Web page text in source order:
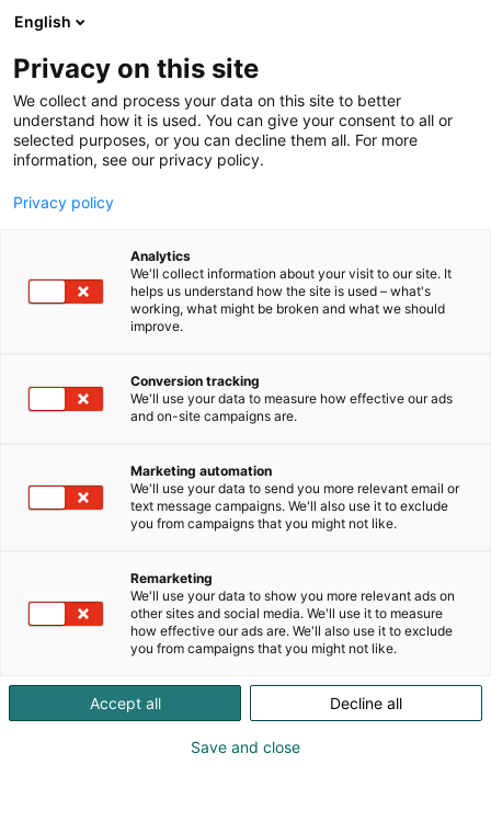
Siirry
sisältöön
TAPAHTUMASSA OHJELMA
Ohjelma 2025
Rajaustoiminnon avulla löydät kätevästi ohjelmia
esiintyjien, ohjelmalavojen ja teemojen perusteella.
English
Privacy on this site
We collect and process your data on this site to better
understand how it is used. You can give your consent to all or
selected purposes, or you can decline them all. For more
information, see our privacy policy.
Privacy policy
Analytics
We'll collect information about your visit to our site. It
helps us understand how the site is used – what's
working, what might be broken and what we should
improve.
Conversion tracking
We'll use your data to measure how effective our ads
and on-site campaigns are.
Marketing automation
We'll use your data to send you more relevant email or
text message campaigns. We'll also use it to exclude
you from campaigns that you might not like.
Remarketing
We'll use your data to show you more relevant ads on
other sites and social media. We'll use it to measure
how effective our ads are. We'll also use it to exclude
you from campaigns that you might not like.
Accept all Decline all
Save and close